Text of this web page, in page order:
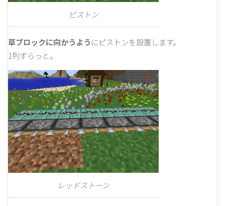
ピストン
草ブロックに向かうようにピストンを設置します。
1列ずらっと。
レッドストーン